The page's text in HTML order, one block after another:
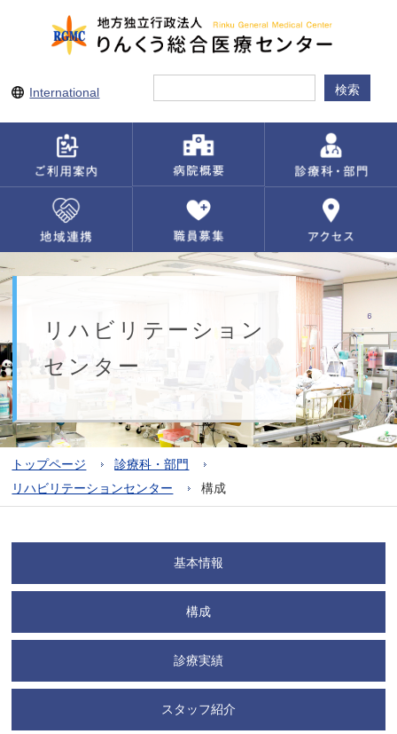
International
リハビリテーション
センター
トップページ
診療科・部門
リハビリテーションセンター
構成
基本情報
構成
診療実績
スタッフ紹介